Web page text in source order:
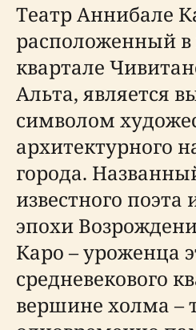
Театр Аннибале
расположенный в
квартале
Альта, является
символом
архитектурного
города.
известного поэта
эпохи
Каро – уроженца
средневекового
вершине холма –